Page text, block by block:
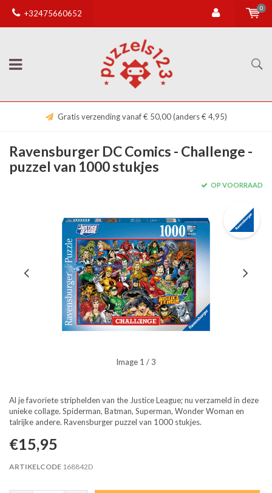
+32475660652
0
Gratis verzending vanaf € 50,00 (anders € 4,95)
Ravensburger DC Comics - Challenge -
puzzel van 1000 stukjes
OP VOORRAAD
Image 1 / 3
Al je favoriete striphelden van the Justice League; nu verzameld in deze
unieke collage. Spiderman, Batman, Superman, Wonder Woman en
talrijke andere. Ravensburger puzzel van 1000 stukjes.
€15,95
ARTIKELCODE 168842D